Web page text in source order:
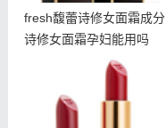
fresh馥蕾诗修女面霜成
诗修女面霜孕妇能用吗
吃甜食会长痘吗 吃甜